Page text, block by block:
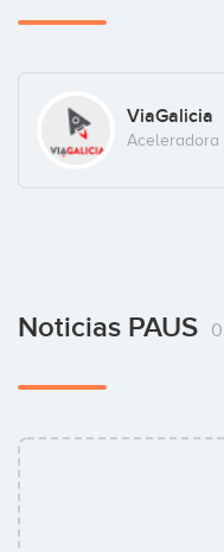
ViaGalicia
Aceleradora
Noticias PAUS 0